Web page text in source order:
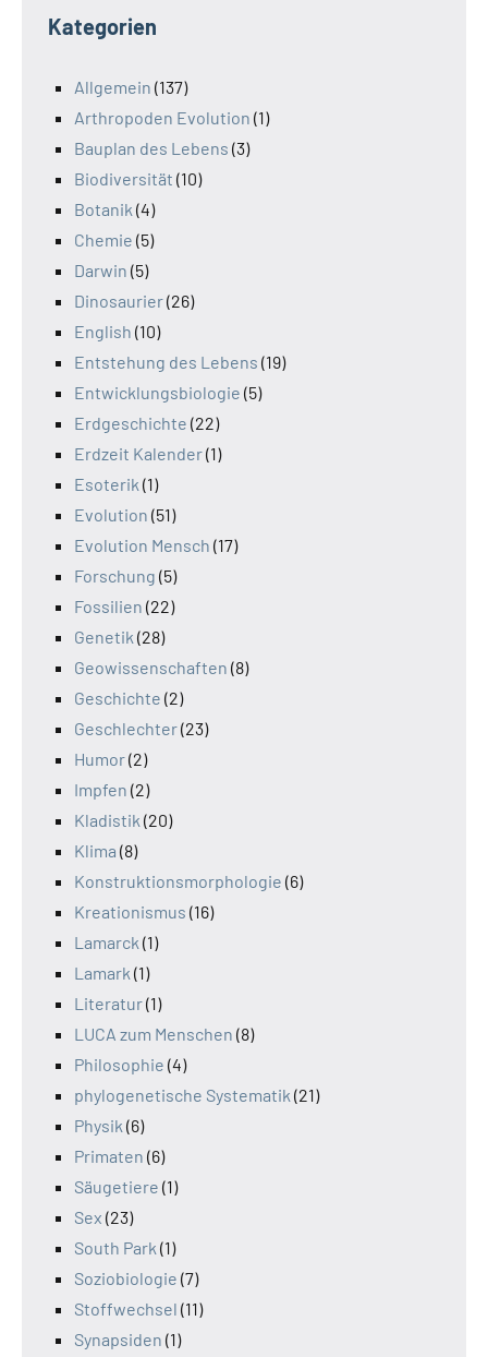
Kategorien
Allgemein (137)
Arthropoden Evolution (1)
Bauplan des Lebens (3)
Biodiversität (10)
Botanik (4)
Chemie (5)
Darwin (5)
Dinosaurier(26)
English (10)
Entstehung des Lebens (19)
Entwicklungsbiologie (5)
Erdgeschichte (22)
Erdzeit Kalender(1)
Esoterik (1)
Evolution (51)
Evolution Mensch (17)
Forschung (5)
Fossilien (22)
Genetik (28)
Geowissenschaften (8)
Geschichte (2)
Geschlechter(23)
Humor(2)
Impfen (2)
Kladistik (20)
Klima (8)
Konstruktionsmorphologie (6)
Kreationismus (16)
Lamarck (1)
Lamark (1)
Literatur(1)
LUCA zum Menschen (8)
Philosophie (4)
phylogenetische Systematik (21)
Physik (6)
Primaten (6)
Säugetiere (1)
Sex (23)
South Park (1)
Soziobiologie (7)
Stoffwechsel (11)
Synapsiden (1)